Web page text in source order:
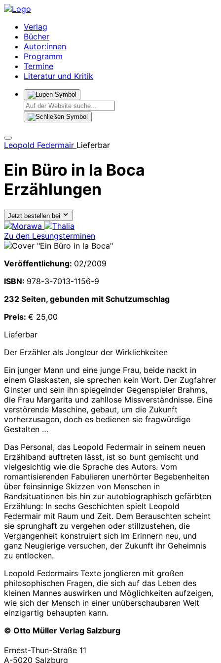
Verlag
Bücher
Autor:innen
Programm
Termine
Literatur und Kritik
Leopold Federmair Lieferbar
Ein Büro in la Boca
Erzählungen
Jetzt bestellen bei
Zu den Lesungsterminen
Veröffentlichung: 02/2009
ISBN: 978-3-7013-1156-9
232 Seiten, gebunden mit Schutzumschlag
Preis: € 25,00
Lieferbar
Der Erzähler als Jongleur der Wirklichkeiten
Ein junger Mann und eine junge Frau, beide nackt in
einem Glaskasten, sie sprechen kein Wort. Der Zugfahrer
Ginster und sein ihn spiegelnder Gegenspieler Brahms,
die Frau Margarita und zahllose Missverständnisse. Eine
verstörende Maschine, gebaut, um die Zukunft
vorherzusagen, doch es bedienen sie fragwürdige
Gestalten …
Das Personal, das Leopold Federmair in seinem neuen
Erzählband auftreten lässt, ist so bunt gemischt und
vielgesichtig wie die Sprache des Autors. Vom
romantisierenden Fabulieren unerhörter Begebenheiten
über feinsinnige Skizzen von Menschen in
Randsituationen bis hin zur autobiographisch gefärbten
Erzählung: In sechs Geschichten spielt Leopold
Federmair mit Raum und Zeit. Dem Berauschten scheint
sie sprunghaft zu vergehen oder stillzustehen, die
Vergangenheit konstruiert sich im Erinnern neu, und
ganz Neugierige versuchen, der Zukunft ihr Geheimnis
zu entlocken.
Leopold Federmairs Texte jonglieren mit großen
philosophischen Fragen, die sich auf das Leben des
kleinen Mannes auswirken und Möglichkeiten aufzeigen,
wie sich der Mensch in einer unüberschaubaren Welt
einzigartig behaupten kann.
© Otto Müller Verlag Salzburg
Ernest-Thun-Straße 11
A-5020 Salzburg